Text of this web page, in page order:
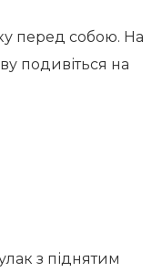
перед собою. На
подивіться на
з піднятим